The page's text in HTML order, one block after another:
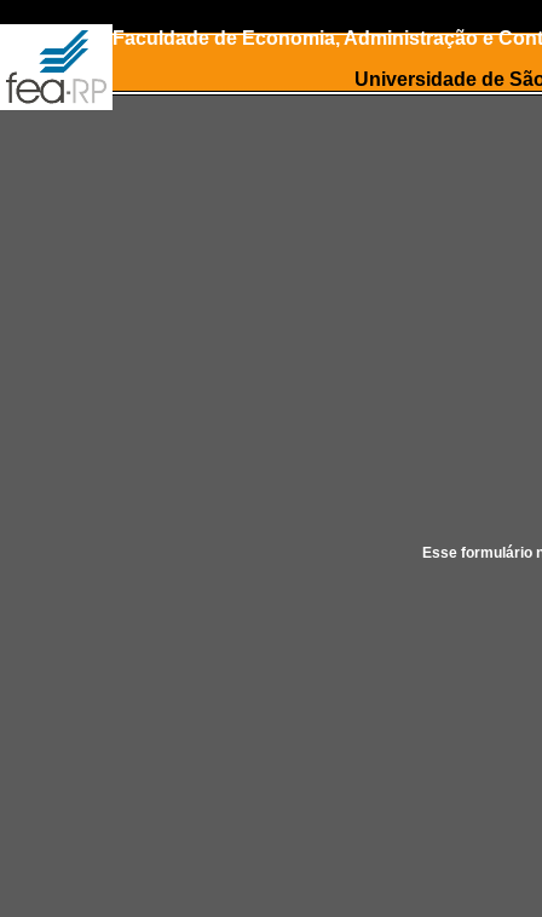
Faculdade de Economia, Administração e
Universidade de
Esse formulário